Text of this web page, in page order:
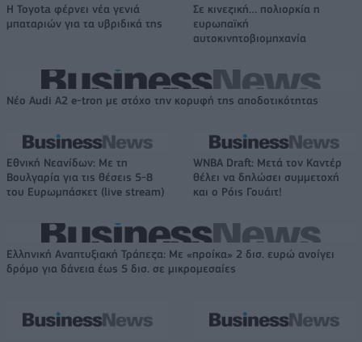
Η Toyota φέρνει νέα γενιά
μπαταριών για τα υβριδικά της
Σε κινεζική… πολιορκία η
ευρωπαϊκή
αυτοκινητοβιομηχανία
Νέο Audi A2 e-tron με στόχο την κορυφή της αποδοτικότητας
Εθνική Νεανίδων: Με τη
Βουλγαρία για τις θέσεις 5-8
του Ευρωμπάσκετ (live stream)
WNBA Draft: Μετά τον Καντέρ
θέλει να δηλώσει συμμετοχή
και ο Ρόις Γουάιτ!
Ελληνική Αναπτυξιακή Τράπεζα: Με «προίκα» 2 δισ. ευρώ ανοίγει
δρόμο για δάνεια έως 5 δισ. σε μικρομεσαίες